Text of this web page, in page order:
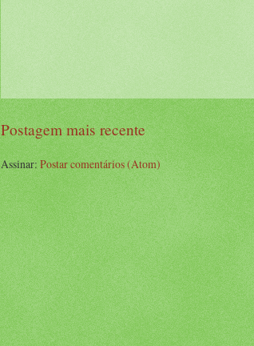
Postagem mais recente
Assinar:Postar comentários (Atom)